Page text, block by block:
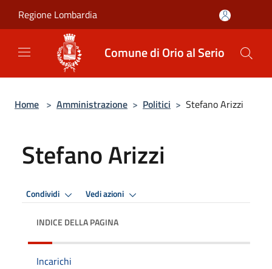
Regione Lombardia
Comune di Orio al Serio
Home > Amministrazione > Politici > Stefano Arizzi
Stefano Arizzi
Condividi Vedi azioni
INDICE DELLA PAGINA
Incarichi